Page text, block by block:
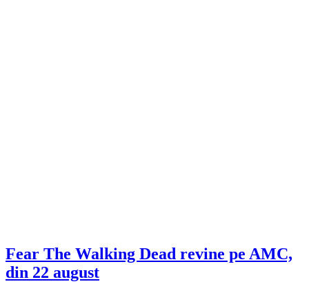
Fear The Walking Dead revine pe AMC,
din 22 august